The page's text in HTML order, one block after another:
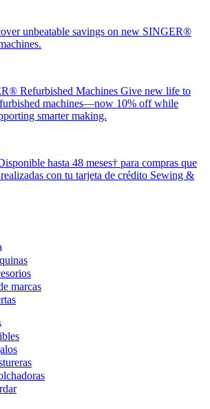
unbeatable savings on new SINGER®
Refurbished Machines Give new life to
machines—now 10% off while
smarter making.
hasta 48 meses† para compras que
con tu tarjeta de crédito Sewing &
marcas